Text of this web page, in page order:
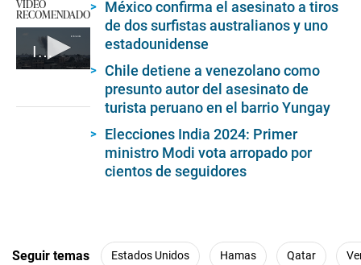
VIDEO
RECOMENDADO
Irán lanza un ataque con drones contra Israel
México confirma el asesinato a tiros
de dos surfistas australianos y uno
estadounidense
Chile detiene a venezolano como
presunto autor del asesinato de
turista peruano en el barrio Yungay
Elecciones India 2024: Primer
ministro Modi vota arropado por
cientos de seguidores
Seguir temas Estados Unidos Hamas Qatar